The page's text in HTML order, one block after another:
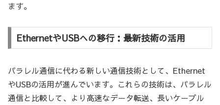
ます。
EthernetやUSBへの移行：最新技術の活用
パラレル通信に代わる新しい通信技術として、Ethernet
やUSBの活用が進んでいます。これらの技術は、パラレル
通信と比較して、より高速なデータ転送、長いケーブル